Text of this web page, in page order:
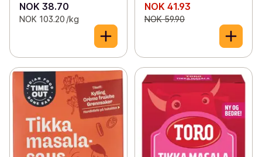
NOK 38.70
NOK 103.20 /kg
NOK 41.93
NOK 59.90